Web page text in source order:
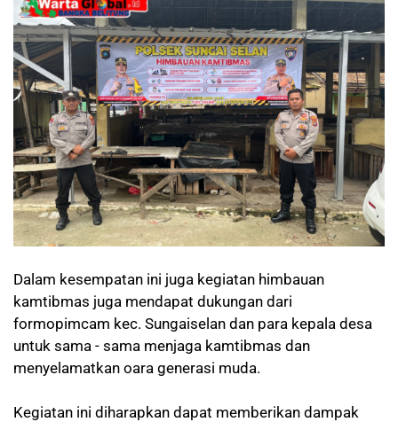
Dalam kesempatan ini juga kegiatan himbauan
kamtibmas juga mendapat dukungan dari
formopimcam kec. Sungaiselan dan para kepala desa
untuk sama - sama menjaga kamtibmas dan
menyelamatkan oara generasi muda.
Kegiatan ini diharapkan dapat memberikan dampak